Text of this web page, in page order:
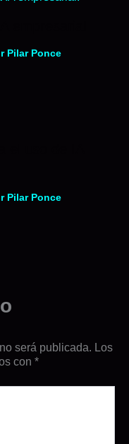
Pilar Ponce
Pilar Ponce
será publicada. Los
con *